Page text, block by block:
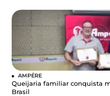
AMPÉRE
Queijaria familiar conquista
Brasil